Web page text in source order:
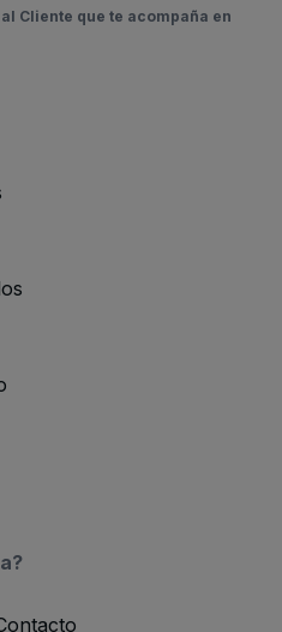
Cliente que te acompaña en